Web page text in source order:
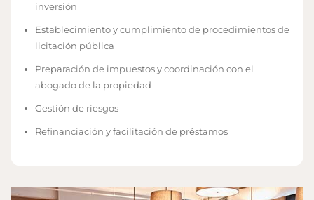
inversión
Establecimiento y cumplimiento de procedimientos de
licitación pública
Preparación de impuestos y coordinación con el
abogado de la propiedad
Gestión de riesgos
Refinanciación y facilitación de préstamos